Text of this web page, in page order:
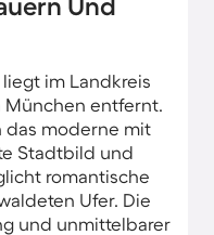
Und
im Landkreis
München entfernt.
das moderne mit
Stadtbild und
romantische
Ufer. Die
und unmittelbarer